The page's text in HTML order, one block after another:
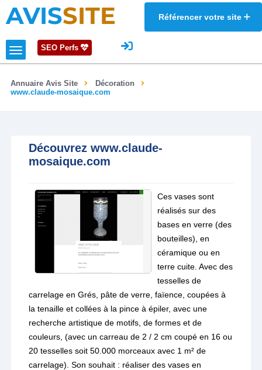
AVISSITE Référencer votre site
SEO Perfs
Annuaire Avis Site
Décoration
www.claude-mosaique.com
Découvrez www.claude-
mosaique.com
Ces vases sont
réalisés sur des
bases en verre (des
bouteilles), en
céramique ou en
terre cuite. Avec des
tesselles de
carrelage en Grés, pâte de verre, faïence, coupées à
la tenaille et collées à la pince à épiler, avec une
recherche artistique de motifs, de formes et de
couleurs, (avec un carreau de 2 / 2 cm coupé en 16 ou
20 tesselles soit 50.000 morceaux avec 1 m² de
carrelage). Son souhait : réaliser des vases en